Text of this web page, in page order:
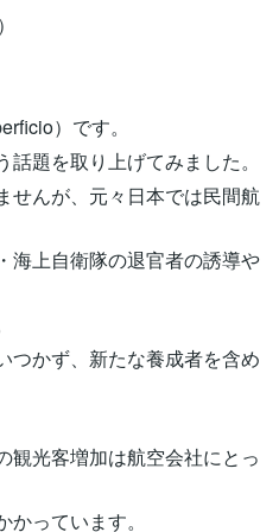
）です。
題を取り上げてみました。
せんが、元々日本では民間航
海上自衛隊の退官者の誘導や
つかず、新たな養成者を含め
観光客増加は航空会社にとっ
っています。